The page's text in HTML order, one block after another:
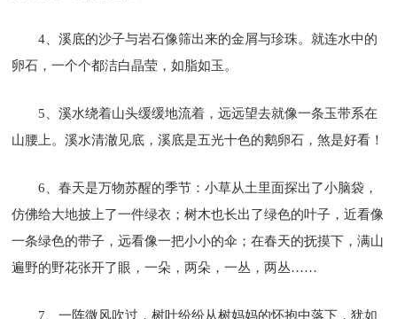
4、溪底的沙子与岩石像筛出来的金屑与珍珠。就连水中的
卵石，一个个都洁白晶莹，如脂如玉。
5、溪水绕着山头缓缓地流着，远远望去就像一条玉带系在
山腰上。溪水清澈见底，溪底是五光十色的鹅卵石，煞是好看！
6、春天是万物苏醒的季节：小草从土里面探出了小脑袋，
仿佛给大地披上了一件绿衣；树木也长出了绿色的叶子，近看像
一条绿色的带子，远看像一把小小的伞；在春天的抚摸下，满山
遍野的野花张开了眼，一朵，两朵，一丛，两丛……
7、一阵微风吹过，树叶纷纷从树妈妈的怀抱中落下，犹如